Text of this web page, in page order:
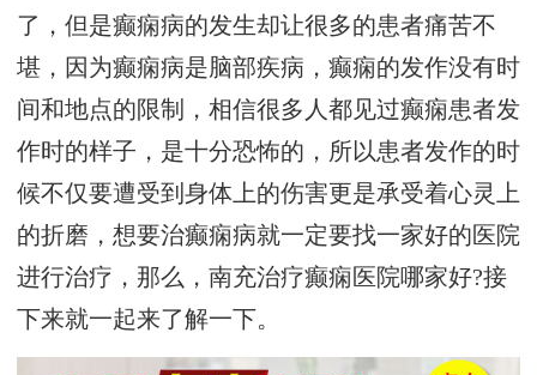
了，但是癫痫病的发生却让很多的患者痛苦不
堪，因为癫痫病是脑部疾病，癫痫的发作没有时
间和地点的限制，相信很多人都见过癫痫患者发
作时的样子，是十分恐怖的，所以患者发作的时
候不仅要遭受到身体上的伤害更是承受着心灵上
的折磨，想要治癫痫病就一定要找一家好的医院
进行治疗，那么，南充治疗癫痫医院哪家好?接
下来就一起来了解一下。